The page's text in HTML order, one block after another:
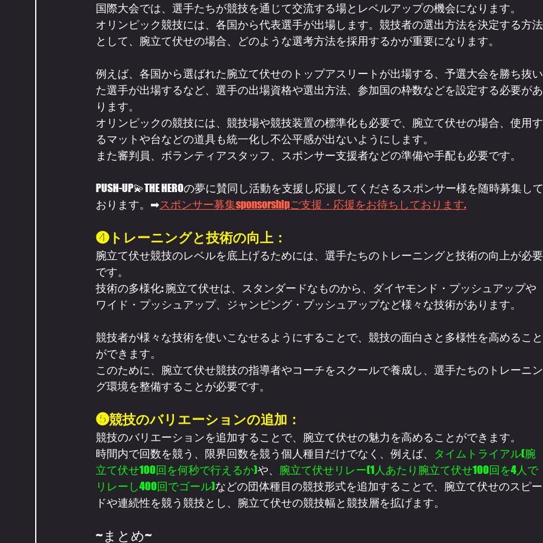
国際大会では、選手たちが競技を通じて交流する場とレベルアップの機会になります。
オリンピック競技には、各国から代表選手が出場します。競技者の選出方法を決定する方法
として、腕立て伏せの場合、どのような選考方法を採用するかが重要になります。
例えば、各国から選ばれた腕立て伏せのトップアスリートが出場する、予選大会を勝ち抜い
た選手が出場するなど、選手の出場資格や選出方法、参加国の枠数などを設定する必要があ
ります。
オリンピックの競技には、競技場や競技装置の標準化も必要で、腕立て伏せの場合、使用す
るマットや台などの道具も統一化し不公平感が出ないようにします。
また審判員、ボランティアスタッフ、スポンサー支援者などの準備や手配も必要です。
PUSH-UP💫THE HEROの夢に賛同し活動を支援し応援してくださるスポンサー様を随時募集して
おります。➡スポンサー募集sponsorshipご支援・応援をお待ちしております.
❹トレーニングと技術の向上：
腕立て伏せ競技のレベルを底上げるためには、選手たちのトレーニングと技術の向上が必要
です。
技術の多様化: 腕立て伏せは、スタンダードなものから、ダイヤモンド・プッシュアップや
ワイド・プッシュアップ、ジャンピング・プッシュアップなど様々な技術があります。
競技者が様々な技術を使いこなせるようにすることで、競技の面白さと多様性を高めること
ができます。
このために、腕立て伏せ競技の指導者やコーチをスクールで養成し、選手たちのトレーニン
グ環境を整備することが必要です。
❺競技のバリエーションの追加：
競技のバリエーションを追加することで、腕立て伏せの魅力を高めることができます。
時間内で回数を競う、限界回数を競う個人種目だけでなく、例えば、 タイムトライアル(腕
立て伏せ100回を何秒で行えるか)や、 腕立て伏せリレー(1人あたり腕立て伏せ100回を4人で
リレーし400回でゴール)などの団体種目の競技形式を追加することで、腕立て伏せのスピー
ドや連続性を競う競技とし、腕立て伏せの競技幅と競技層を拡げます。
~まとめ~